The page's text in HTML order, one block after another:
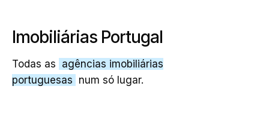
Imobiliárias Portugal
Todas as agências imobiliárias
portuguesas num só lugar.